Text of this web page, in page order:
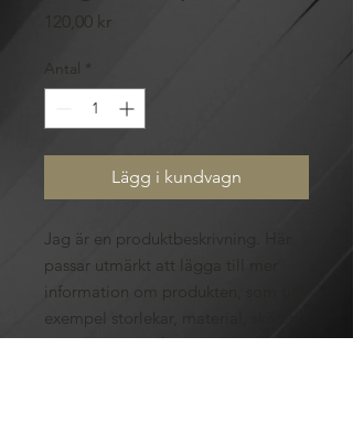
120,00 krPris
Antal *
Lägg i kundvagn
Jag är en produktbeskrivning. Här
passar utmärkt att lägga till mer
information om produkten, som till
exempel storlekar, material, skötsel-
och rengöringsråd.